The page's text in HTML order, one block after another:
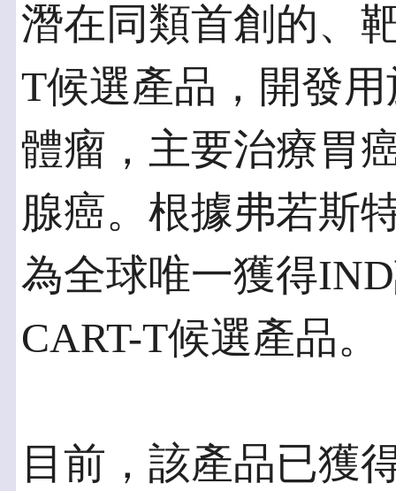
潛在同類首創的、
T候選產品，開發
體瘤，主要治療胃
腺癌。根據弗若斯
為全球唯一獲得
CART-T候選產品。
目前，該產品已獲